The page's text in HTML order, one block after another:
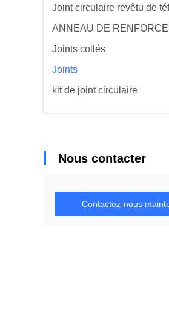
Joint circulaire revêtu de
ANNEAU DE
Joints collés
Joints
kit de joint circulaire
Nous contacter
Contactez-nous